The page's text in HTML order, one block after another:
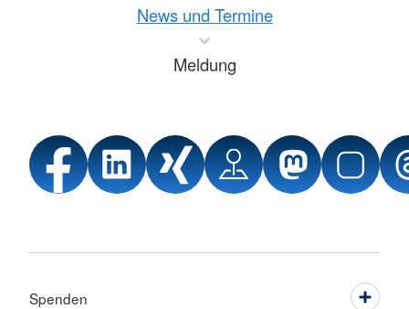
News und Termine
Meldung
Spenden